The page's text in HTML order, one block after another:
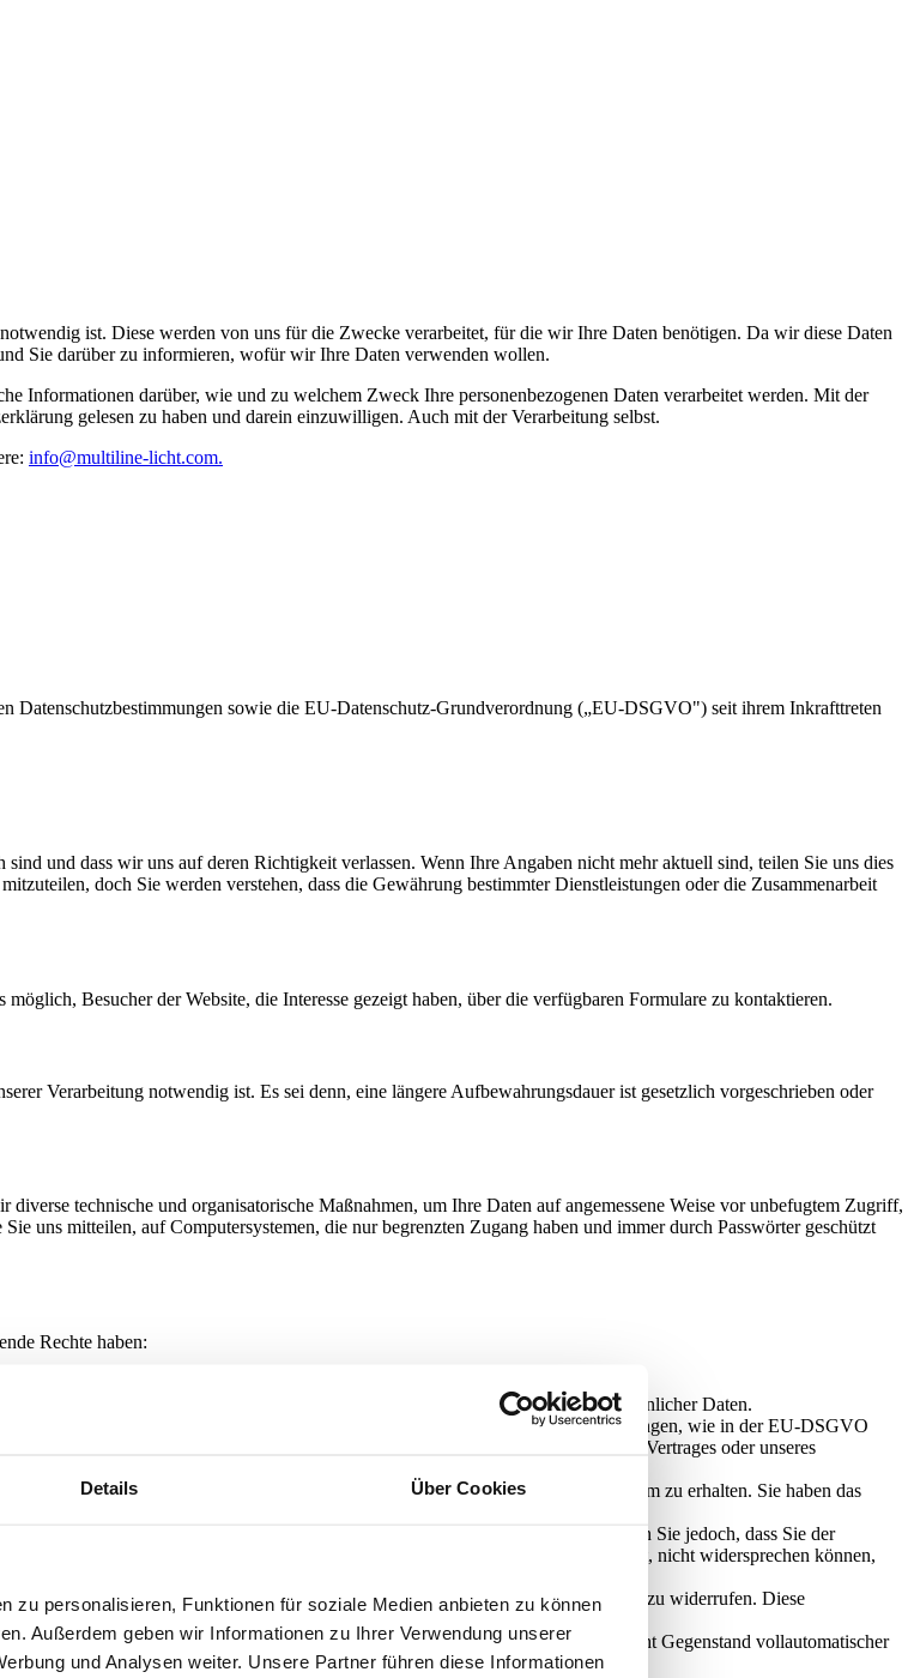
Details Über Cookies
zu personalisieren, Funktionen für soziale Medien anbieten zu können
Außerdem geben wir Informationen zu Ihrer Verwendung unserer
und Analysen weiter. Unsere Partner führen diese Informationen
ist. Diese werden von uns für die Zwecke verarbeitet, für die wir Ihre Daten benötigen. Da wir diese Daten
Sie darüber zu informieren, wofür wir Ihre Daten verwenden wollen.
Informationen darüber, wie und zu welchem Zweck Ihre personenbezogenen Daten verarbeitet werden. Mit der
gelesen zu haben und darein einzuwilligen. Auch mit der Verarbeitung selbst.
info@multiline-licht.com.
Datenschutzbestimmungen sowie die EU-Datenschutz-Grundverordnung („EU-DSGVO") seit ihrem Inkrafttreten
und dass wir uns auf deren Richtigkeit verlassen. Wenn Ihre Angaben nicht mehr aktuell sind, teilen Sie uns dies
doch Sie werden verstehen, dass die Gewährung bestimmter Dienstleistungen oder die Zusammenarbeit
Besucher der Website, die Interesse gezeigt haben, über die verfügbaren Formulare zu kontaktieren.
Verarbeitung notwendig ist. Es sei denn, eine längere Aufbewahrungsdauer ist gesetzlich vorgeschrieben oder
technische und organisatorische Maßnahmen, um Ihre Daten auf angemessene Weise vor unbefugtem Zugriff,
uns mitteilen, auf Computersystemen, die nur begrenzten Zugang haben und immer durch Passwörter geschützt
Rechte haben:
über Sie haben, einzusehen und herauszufinden, wofür sie verwendet werden.
personenbezogenen Daten sowie auf Vervollständigung unvollständiger persönlicher Daten.
oder Beschränkung der Verarbeitung Ihrer personenbezogenen Daten zu verlangen, wie in der EU-DSGVO
verweigern, die zur Erfüllung einer gesetzlichen Verpflichtung, zur Erfüllung des Vertrages oder unseres
für die sie erhoben wurden, notwendig sind.
Daten in strukturierter, allgemeiner und maschinenlesbarer Form zu erhalten. Sie haben das
aus schwerwiegenden und legitimen Gründen zu widersprechen. Bitte beachten Sie jedoch, dass Sie der
zur Erfüllung des Vertrages oder unseres berechtigten Interesses erforderlich ist, nicht widersprechen können,
sind.
auf einer vorherigen Zustimmung beruht, haben Sie das Recht, diese Zustimmung zu widerrufen. Diese
dafür haben.
von personenbezogenen Daten keine Profilerstellung beinhaltet und dass Sie nicht Gegenstand vollautomatischer